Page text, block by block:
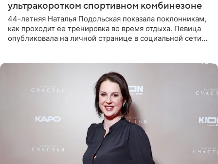
ультракоротком спортивном комбинезоне
44-летняя Наталья Подольская показала поклонникам,
как проходит ее тренировка во время отдыха. Певица
опубликовала на личной странице в социальной сети